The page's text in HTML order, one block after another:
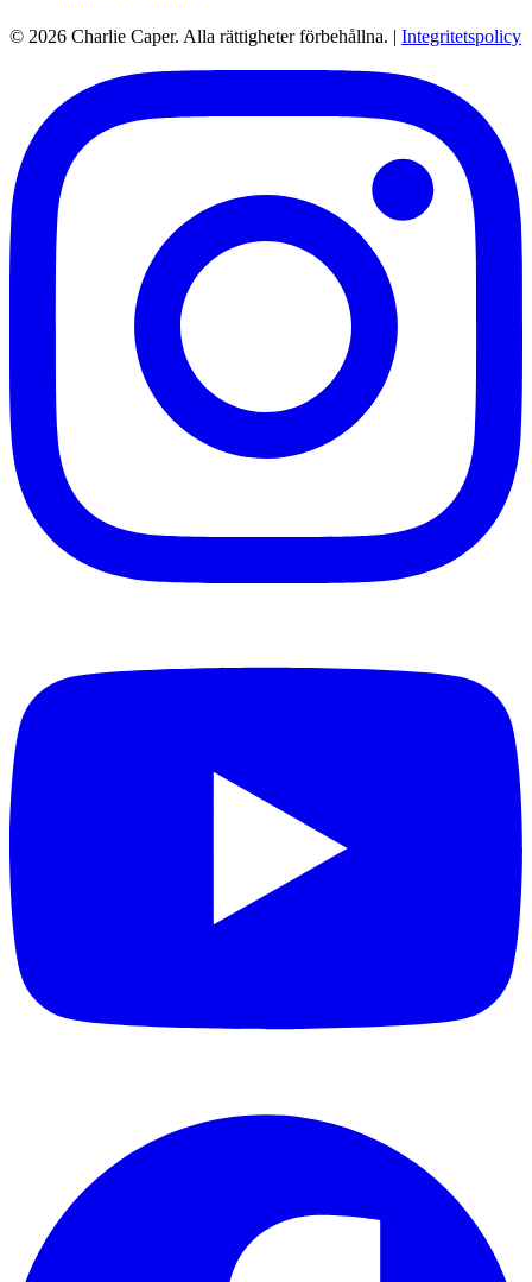
© 2026 Charlie Caper. Alla rättigheter förbehållna. | Integritetspolicy